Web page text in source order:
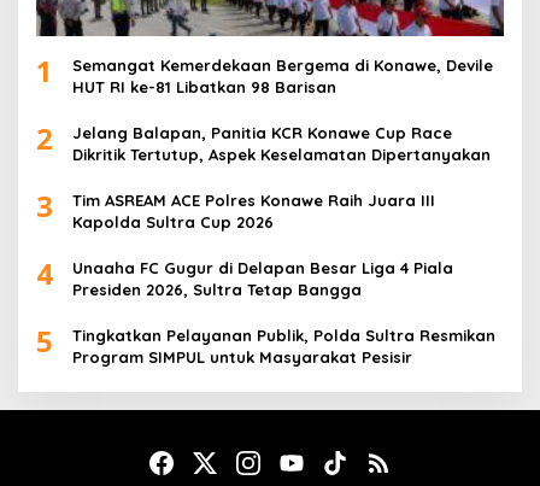
1
Semangat Kemerdekaan Bergema di Konawe, Devile
HUT RI ke-81 Libatkan 98 Barisan
2
Jelang Balapan, Panitia KCR Konawe Cup Race
Dikritik Tertutup, Aspek Keselamatan Dipertanyakan
3
Tim ASREAM ACE Polres Konawe Raih Juara III
Kapolda Sultra Cup 2026
4
Unaaha FC Gugur di Delapan Besar Liga 4 Piala
Presiden 2026, Sultra Tetap Bangga
5
Tingkatkan Pelayanan Publik, Polda Sultra Resmikan
Program SIMPUL untuk Masyarakat Pesisir